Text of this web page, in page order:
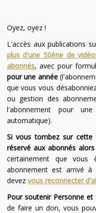
Oyez, oyez !
L'accès aux publications
plus d'une 50ène de
abonnés, avec pour
pour une année
que vous vous
ou gestion des
l'abonnement pour
automatique).
Si vous tombez sur
réservé aux abonnés
certainement que vous
abonnement est arrivé
devez vous reconnecter
Pour soutenir Personne et
de faire un don, vous